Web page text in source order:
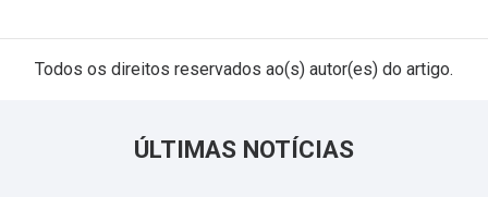
Todos os direitos reservados ao(s) autor(es) do artigo.
ÚLTIMAS NOTÍCIAS